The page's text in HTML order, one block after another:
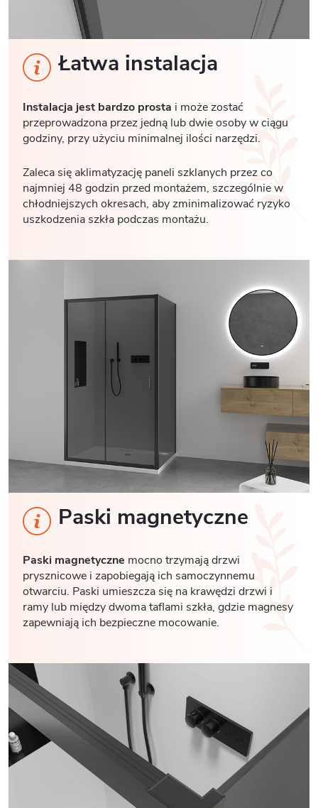
Łatwa instalacja
Instalacja jest bardzo prosta i może zostać
przeprowadzona przez jedną lub dwie osoby w ciągu
godziny, przy użyciu minimalnej ilości narzędzi.
Zaleca się aklimatyzację paneli szklanych przez co
najmniej 48 godzin przed montażem, szczególnie w
chłodniejszych okresach, aby zminimalizować ryzyko
uszkodzenia szkła podczas montażu.
Paski magnetyczne
Paski magnetyczne mocno trzymają drzwi
prysznicowe i zapobiegają ich samoczynnemu
otwarciu. Paski umieszcza się na krawędzi drzwi i
ramy lub między dwoma taflami szkła, gdzie magnesy
zapewniają ich bezpieczne mocowanie.